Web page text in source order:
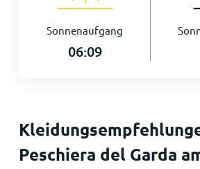
Sonnenaufgang
06:09
Peschiera del Garda